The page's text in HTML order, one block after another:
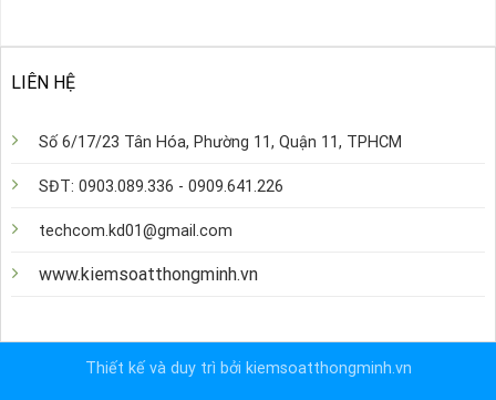
LIÊN HỆ
Số 6/17/23 Tân Hóa, Phường 11, Quận 11, TPHCM
SĐT: 0903.089.336 - 0909.641.226
techcom.kd01@gmail.com
www.kiemsoatthongminh.vn
Thiết kế và duy trì bởi kiemsoatthongminh.vn